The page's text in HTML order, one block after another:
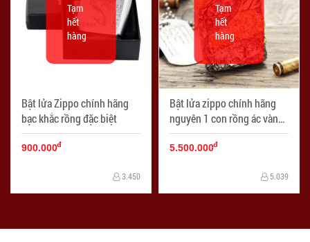
Bật lửa Zippo chính hãng
bạc khắc rồng đặc biệt
Tạm
hết
hàng
900.000đ
3.450
Bật lửa zippo chính hãng
nguyên 1 con rồng ác vàng
quấn quanh JZ39680
Tạm
hết
hàng
5.500.000đ
5.039